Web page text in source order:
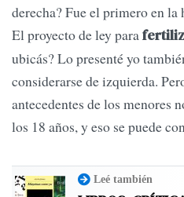
derecha? Fue el primero en
El proyecto de ley para
ubicás? Lo presenté yo
considerarse de izquierda.
antecedentes de los menores
los 18 años, y eso se puede
Leé también